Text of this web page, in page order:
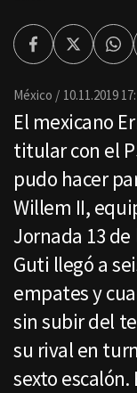
FacebookTwitter
México 10.11.2019
El mexicano
titular con el
pudo hacer
Willem II,
Jornada 13
Guti llegó a
empates y
sin subir del
su rival en
sexto